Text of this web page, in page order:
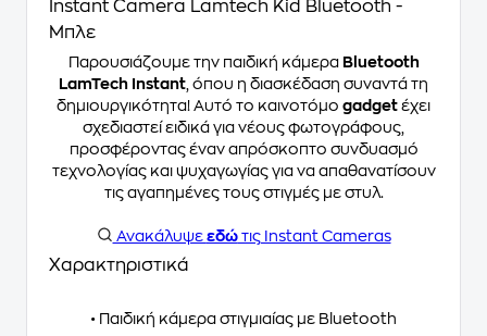
Instant Camera Lamtech Kid Bluetooth -
Μπλε
Παρουσιάζουμε την παιδική κάμερα Bluetooth
LamTech Instant , όπου η διασκέδαση συναντά τη
δημιουργικότητα! Αυτό το καινοτόμο gadget έχει
σχεδιαστεί ειδικά για νέους φωτογράφους,
προσφέροντας έναν απρόσκοπτο συνδυασμό
τεχνολογίας και ψυχαγωγίας για να απαθανατίσουν
τις αγαπημένες τους στιγμές με στυλ.
Ανακάλυψε εδώτις Instant Cameras
Χαρακτηριστικά
• Παιδική κάμερα στιγμιαίας με Bluetooth